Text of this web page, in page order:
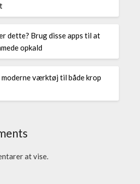
dette? Brug disse apps til at
opkald
moderne værktøj til både krop
at vise.